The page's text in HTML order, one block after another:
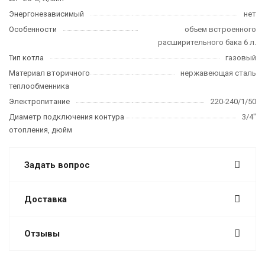
Энергонезависимый
нет
Особенности
объем встроенного
расширительного бака 6 л.
Тип котла
газовый
Материал вторичного
теплообменника
нержавеющая сталь
Электропитание
220-240/1/50
Диаметр подключения контура
отопления, дюйм
3/4"
Задать вопрос
Доставка
Отзывы